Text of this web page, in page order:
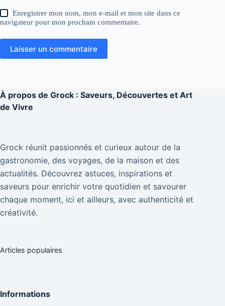
Enregistrer mon nom, mon e-mail et mon site dans ce
navigateur pour mon prochain commentaire.
Laisser un commentaire
À propos de Grock : Saveurs, Découvertes et Art
de Vivre
Grock réunit passionnés et curieux autour de la
gastronomie, des voyages, de la maison et des
actualités. Découvrez astuces, inspirations et
saveurs pour enrichir votre quotidien et savourer
chaque moment, ici et ailleurs, avec authenticité et
créativité.
Articles populaires
Informations